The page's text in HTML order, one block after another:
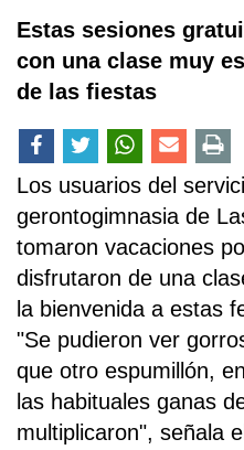
Estas sesiones
con una clase muy
de las fiestas
Los usuarios del
gerontogimnasia de
tomaron vacaciones
disfrutaron de una
la bienvenida a estas
"Se pudieron ver
que otro espumillón,
las habituales ganas
multiplicaron", señala